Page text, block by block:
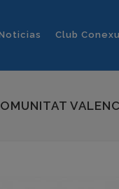
Club